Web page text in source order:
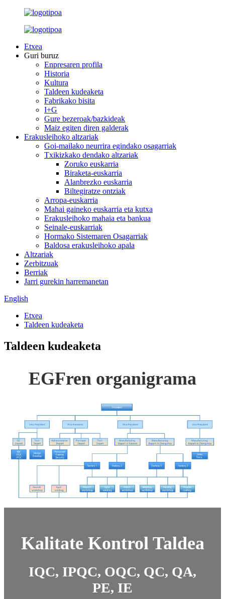
Etxea
Guri buruz
Enpresaren profila
Historia
Kultura
Taldeen kudeaketa
Fabrikako bisita
I+G
Gure bezeroak/bazkideak
Maiz egiten diren galderak
Erakusleihoko altzariak
Goi-mailako neurrira egindako osagarriak
Txikizkako dendako altzariak
Zoruko euskarria
Biraketa-euskarria
Alanbrezko euskarria
Biltegiratze ontziak
Arropa-euskarria
Mahai gaineko euskarria eta kutxa
Erakusleihoko mahaia eta bankua
Seinale-euskarriak
Hormako Sistemaren Osagarriak
Baldosa erakusleihoko apala
Altzariak
Zerbitzuak
Berriak
Jarri gurekin harremanetan
English
Etxea
Taldeen kudeaketa
Taldeen kudeaketa
EGFren organigrama
Kalitate Kontrol Taldea
IQC, IPQC, OQC, QC, QA,
PE, IE